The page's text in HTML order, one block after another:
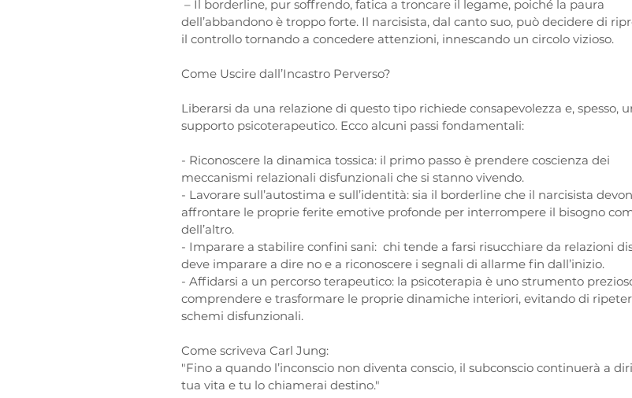
dell’abbandono è troppo forte. Il narcisista, dal canto suo, può decidere di
il controllo tornando a concedere attenzioni, innescando un circolo vizioso.
Come Uscire dall’Incastro Perverso?
Liberarsi da una relazione di questo tipo richiede consapevolezza e, spesso,
supporto psicoterapeutico. Ecco alcuni passi fondamentali:
- Riconoscere la dinamica tossica: il primo passo è prendere coscienza dei
meccanismi relazionali disfunzionali che si stanno vivendo.
- Lavorare sull’autostima e sull’identità: sia il borderline che il narcisista
affrontare le proprie ferite emotive profonde per interrompere il bisogno
dell’altro.
- Imparare a stabilire confini sani:  chi tende a farsi risucchiare da relazioni
deve imparare a dire no e a riconoscere i segnali di allarme fin dall’inizio.
- Affidarsi a un percorso terapeutico: la psicoterapia è uno strumento
comprendere e trasformare le proprie dinamiche interiori, evitando di
schemi disfunzionali.
Come scriveva Carl Jung:
"Fino a quando l’inconscio non diventa conscio, il subconscio continuerà a
tua vita e tu lo chiamerai destino."